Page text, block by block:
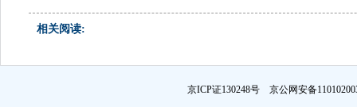
相关阅读:
京ICP证130248号 京公网安备